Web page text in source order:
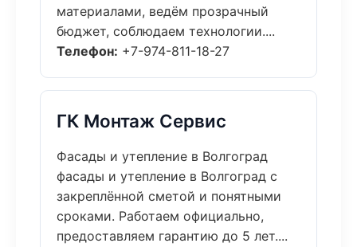
материалами, ведём прозрачный
бюджет, соблюдаем технологии....
Телефон: +7-974-811-18-27
ГК Монтаж Сервис
Фасады и утепление в Волгоград
фасады и утепление в Волгоград с
закреплённой сметой и понятными
сроками. Работаем официально,
предоставляем гарантию до 5 лет....